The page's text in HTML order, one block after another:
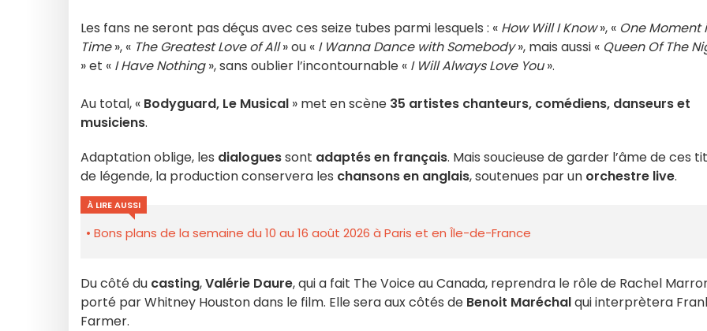
Les fans ne seront pas déçus avec ces seize tubes parmi lesquels : « How Will I Know», « One Moment
Time», « The Greatest Love of All» ou « I Wanna Dance with Somebody», mais aussi « Queen Of The
» et « I Have Nothing», sans oublier l’incontournable « I Will Always Love You».
Au total, « Bodyguard, Le Musical » met en scène 35 artistes chanteurs, comédiens, danseurs et
musiciens.
Adaptation oblige, les dialoguessont adaptés en français. Mais soucieuse de garder l’âme de ces
de légende, la production conservera les chansons en anglais, soutenues par un orchestre live.
À LIRE AUSSI
Bons plans de la semaine du 10 au 16 août 2026 à Paris et en Île-de-France
Du côté du casting,Valérie Daure, qui a fait The Voice au Canada, reprendra le rôle de Rachel
porté par Whitney Houston dans le film. Elle sera aux côtés de Benoit Maréchalqui interprètera
Farmer.